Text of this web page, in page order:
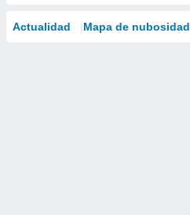
Actualidad Mapa de nubosidad